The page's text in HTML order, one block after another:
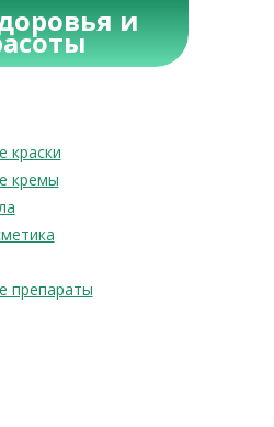
и
краски
кремы
препараты